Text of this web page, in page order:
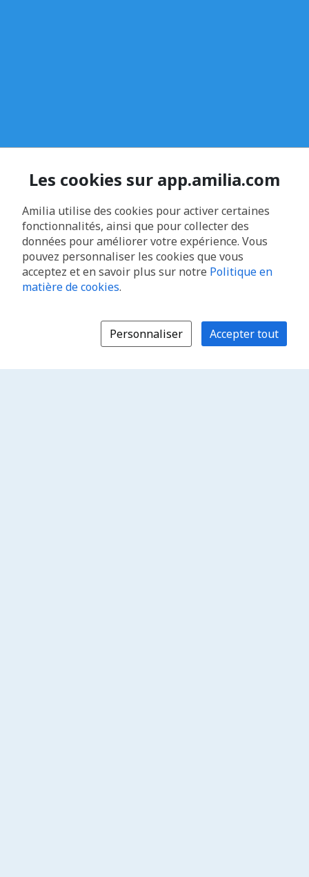
Les cookies sur app.amilia.com
Amilia utilise des cookies pour activer certaines
fonctionnalités, ainsi que pour collecter des
données pour améliorer votre expérience. Vous
pouvez personnaliser les cookies que vous
acceptez et en savoir plus sur notre Politique en
matière de cookies.
Personnaliser Accepter tout